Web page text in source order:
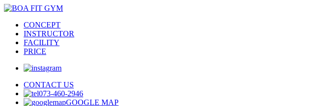
CONCEPT
INSTRUCTOR
FACILITY
PRICE
CONTACT US
073-460-2946
GOOGLE MAP